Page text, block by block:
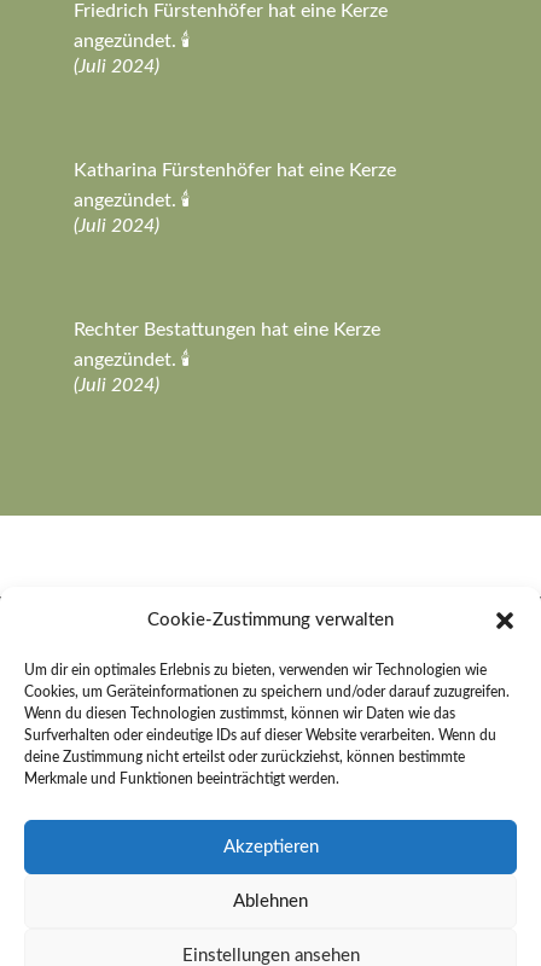
Cookie-Zustimmung verwalten
Um dir ein optimales Erlebnis zu bieten, verwenden wir Technologien wie
Cookies, um Geräteinformationen zu speichern und/oder darauf zuzugreifen.
Wenn du diesen Technologien zustimmst, können wir Daten wie das
Surfverhalten oder eindeutige IDs auf dieser Website verarbeiten. Wenn du
deine Zustimmung nicht erteilst oder zurückziehst, können bestimmte
Merkmale und Funktionen beeinträchtigt werden.
Akzeptieren
Ablehnen
Einstellungen ansehen
Friedrich Fürstenhöfer hat eine Kerze
angezündet. 🕯️
(Juli 2024)
Katharina Fürstenhöfer hat eine Kerze
angezündet. 🕯️
(Juli 2024)
Rechter Bestattungen hat eine Kerze
angezündet. 🕯️
(Juli 2024)
Rechter Bestattungen e. K.
An der Sonnenleite 26
91484 Sugenheim
E-Mail:info@rechter-bestattungen.de